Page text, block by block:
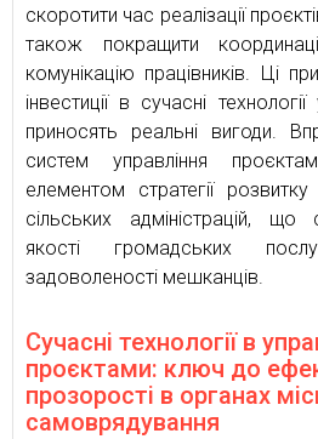
скоротити час реалізації
також покращити
комунікацію працівників. Ці
інвестиції в сучасні
приносять реальні вигоди.
систем управління
елементом стратегії
сільських адміністрацій,
якості громадських
задоволеності мешканців.
Сучасні технології в
проєктами: ключ до
прозорості в органах
самоврядування